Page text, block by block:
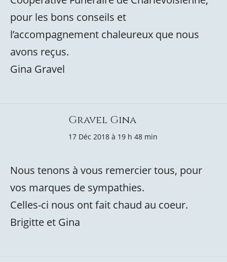
pour les bons conseils et
l’accompagnement chaleureux que nous
avons reçus.
Gina Gravel
Gravel Gina
17 Déc 2018 à 19 h 48 min
Nous tenons à vous remercier tous, pour
vos marques de sympathies.
Celles-ci nous ont fait chaud au coeur.
Brigitte et Gina